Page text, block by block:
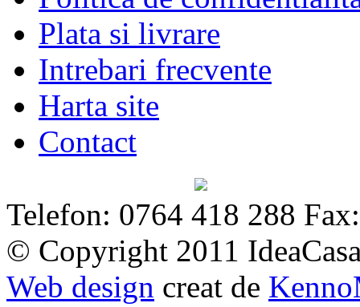
Plata si livrare
Intrebari frecvente
Harta site
Contact
Telefon: 0764 418 288
© Copyright 2011
Web design creat de